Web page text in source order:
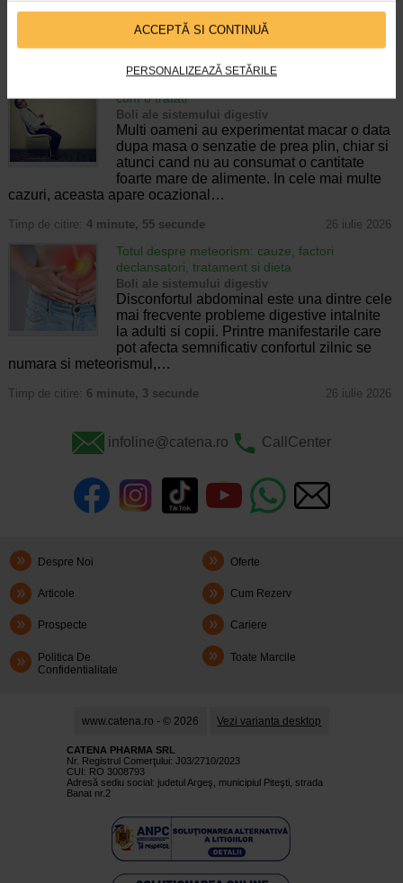
ACCEPTĂ SI CONTINUĂ
PERSONALIZEAZĂ SETĂRILE
atat in randul copiilor, cat si al adultilor.
Enurezisul este considerat…
cum o tratati
Boli ale sistemului digestiv
Multi oameni au experimentat macar o data
dupa masa o senzatie de prea plin, chiar si
atunci cand nu au consumat o cantitate
foarte mare de alimente. In cele mai multe
cazuri, aceasta apare ocazional…
Timp de citire: 4 minute, 55 secunde 26 iulie 2026
Totul despre meteorism: cauze, factori
declansatori, tratament si dieta
Boli ale sistemului digestiv
Disconfortul abdominal este una dintre cele
mai frecvente probleme digestive intalnite
la adulti si copii. Printre manifestarile care
pot afecta semnificativ confortul zilnic se
numara si meteorismul,…
Timp de citire: 6 minute, 3 secunde 26 iulie 2026
infoline@catena.ro CallCenter
Despre Noi Oferte
Articole Cum Rezerv
Prospecte Cariere
Politica De
Confidentialitate
Toate Marcile
www.catena.ro - © 2026 Vezi varianta desktop
CATENA PHARMA SRL
Nr. Registrul Comerţului: J03/2710/2023
CUI: RO 3008793
Adresă sediu social: judetul Argeş, municipiul Piteşti, strada
Banat nr.2